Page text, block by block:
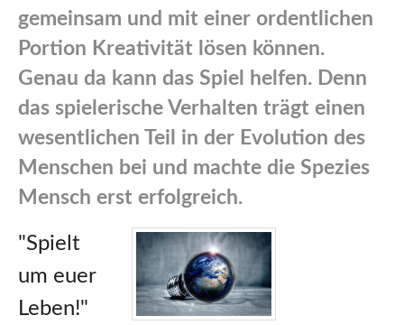
gemeinsam und mit einer ordentlichen
Portion Kreativität lösen können.
Genau da kann das Spiel helfen. Denn
das spielerische Verhalten trägt einen
wesentlichen Teil in der Evolution des
Menschen bei und machte die Spezies
Mensch erst erfolgreich.
"Spielt
um euer
Leben!"